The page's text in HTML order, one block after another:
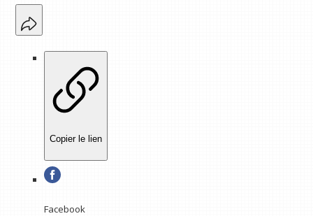
Copier le lien
Facebook